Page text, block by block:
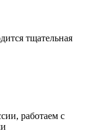
тщательная
работаем с